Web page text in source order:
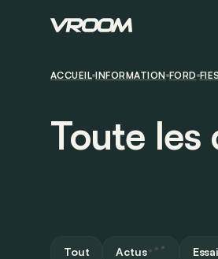
ACCUEIL INFORMATION FORD
Toute les
Tout Actus